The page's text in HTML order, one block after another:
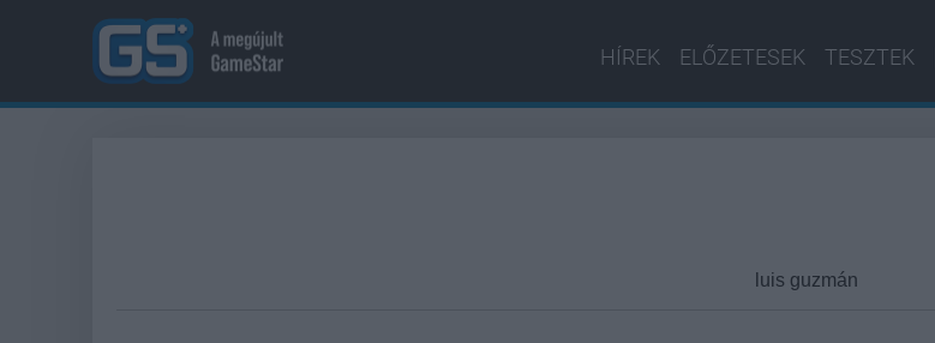
HÍREK ELŐZETESEK TESZTEK